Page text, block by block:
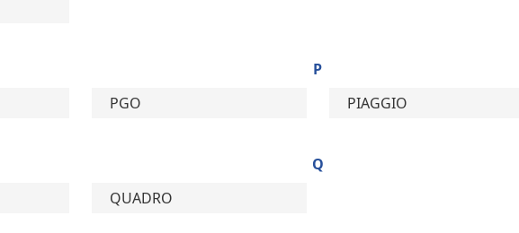
P
PGO PIAGGIO
Q
QUADRO